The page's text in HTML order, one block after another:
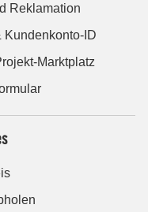
Reklamation
Kundenkonto-ID
Marktplatz